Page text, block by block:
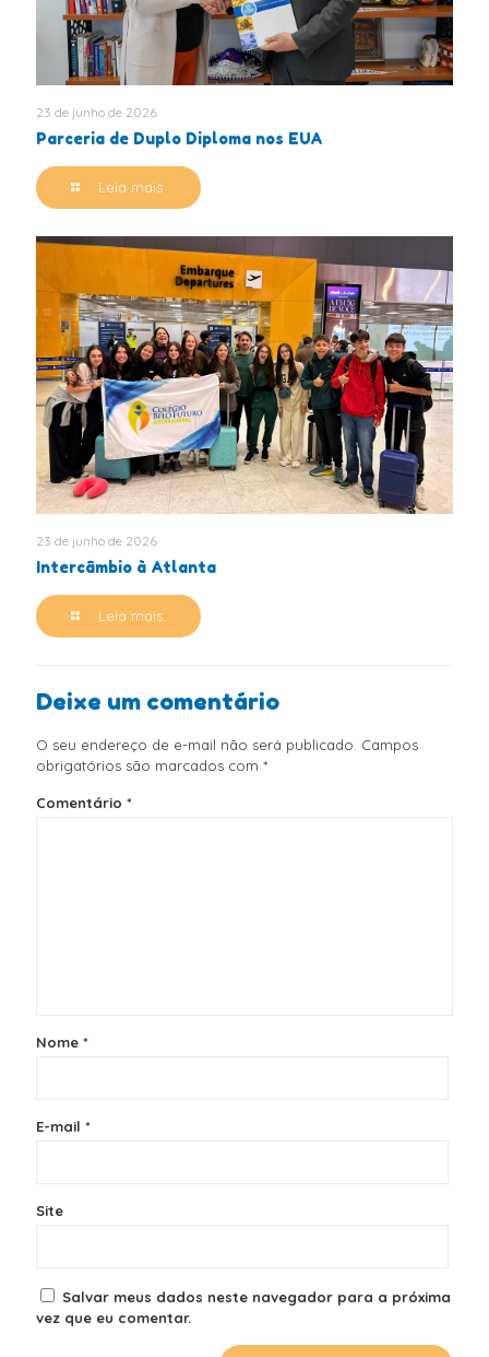
23 de junho de 2026
Parceria de Duplo Diploma nos EUA
Leia mais
23 de junho de 2026
Intercâmbio à Atlanta
Leia mais
Deixe um comentário
O seu endereço de e-mail não será publicado. Campos
obrigatórios são marcados com *
Comentário *
Nome *
E-mail *
Site
Salvar meus dados neste navegador para a próxima
vez que eu comentar.